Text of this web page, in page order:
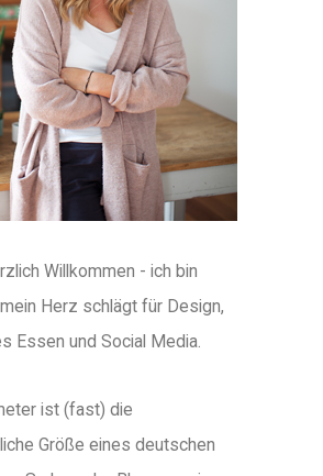
Willkommen - ich bin
Herz schlägt für Design,
Essen und Social Media.
ist (fast) die
Größe eines deutschen